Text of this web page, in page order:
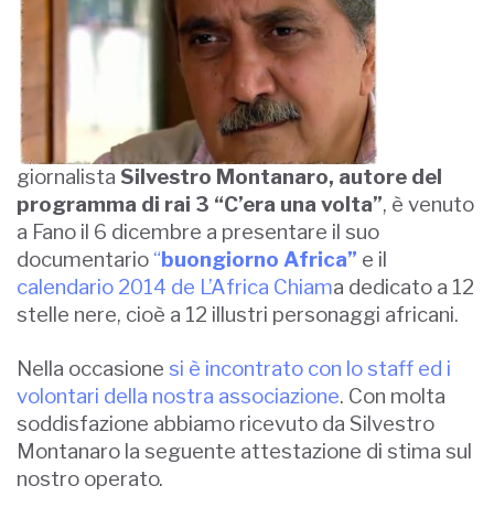
giornalista Silvestro Montanaro, autore del
programma di rai 3 “C’era una volta”, è venuto
a Fano il 6 dicembre a presentare il suo
documentario “buongiorno Africa” e il
calendario 2014 de L’Africa Chiama dedicato a 12
stelle nere, cioè a 12 illustri personaggi africani.
Nella occasione si è incontrato con lo staff ed i
volontari della nostra associazione. Con molta
soddisfazione abbiamo ricevuto da Silvestro
Montanaro la seguente attestazione di stima sul
nostro operato.